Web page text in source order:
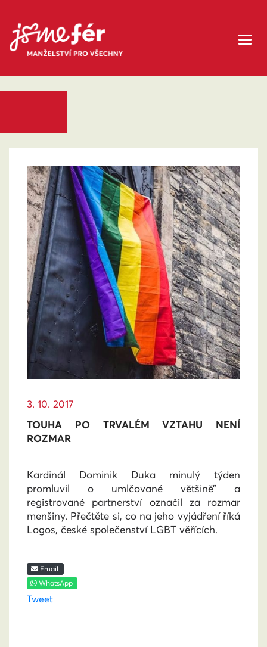
3. 10. 2017
TOUHA PO TRVALÉM VZTAHU NENÍ
ROZMAR
Kardinál Dominik Duka minulý týden
promluvil o umlčované většině” a
registrované partnerství označil za rozmar
menšiny. Přečtěte si, co na jeho vyjádření říká
Logos, české společenství LGBT věřících.
Email
WhatsApp
Tweet